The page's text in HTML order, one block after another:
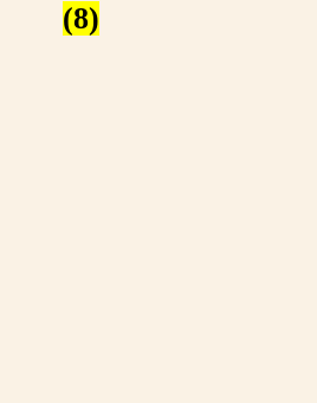
(8)